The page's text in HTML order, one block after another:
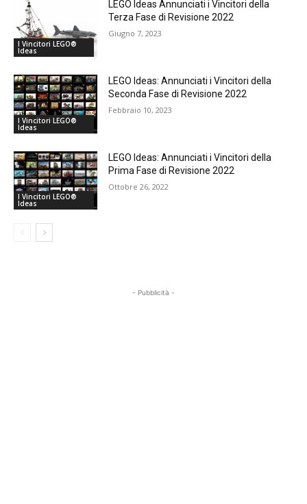
I Vincitori LEGO®
Ideas
LEGO Ideas Annunciati i Vincitori della
Terza Fase di Revisione 2022
Giugno 7, 2023
I Vincitori LEGO®
Ideas
LEGO Ideas: Annunciati i Vincitori della
Seconda Fase di Revisione 2022
Febbraio 10, 2023
I Vincitori LEGO®
Ideas
LEGO Ideas: Annunciati i Vincitori della
Prima Fase di Revisione 2022
Ottobre 26, 2022
- Pubblicità -